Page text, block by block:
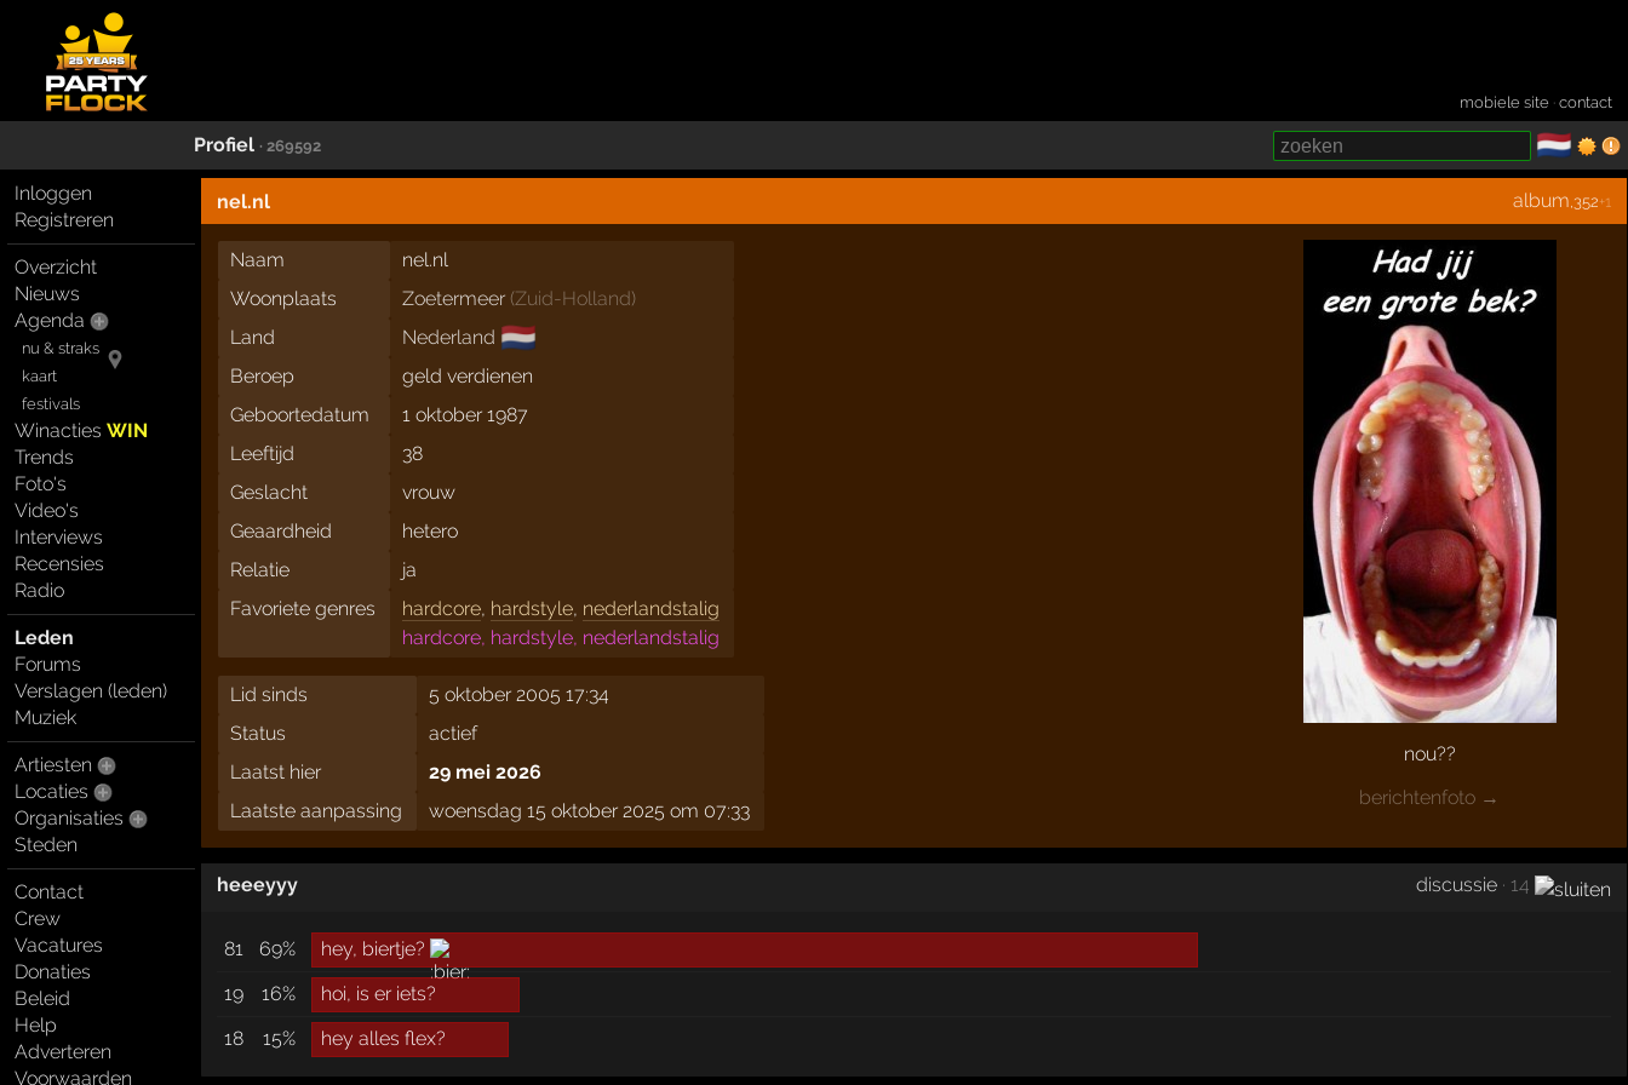
mobiele site ·contact
Profiel · 269592 🇳🇱
Inloggen
Registreren
Overzicht
Nieuws
Agenda
nu & straks
kaart
festivals
WinactiesWIN
Trends
Foto's
Video's
Interviews
Recensies
Radio
Leden
Forums
Verslagen (leden)
Muziek
Artiesten
Locaties
Organisaties
Steden
Contact
Crew
Vacatures
Donaties
Beleid
Help
Adverteren
Voorwaarden
nel.nl album ,352+1
nou??
berichtenfoto →
Naam
nel.nl
Woonplaats
Zoetermeer (Zuid-Holland)
Land
Nederland 🇳🇱
Beroep
geld verdienen
Geboortedatum
1 oktober 1987
Leeftijd
38
Geslacht
vrouw
Geaardheid
hetero
Relatie
ja
Favoriete genres
hardcore, hardstyle, nederlandstalig
hardcore, hardstyle, nederlandstalig
Lid sinds
5 oktober 2005 17:34
Status
actief
Laatst hier
29 mei 2026
Laatste aanpassing
woensdag 15 oktober 2025 om 07:33
heeeyyy discussie · 14
81 69%
hey, biertje?
19
16%
hoi, is er iets?
18
15% hey alles flex?